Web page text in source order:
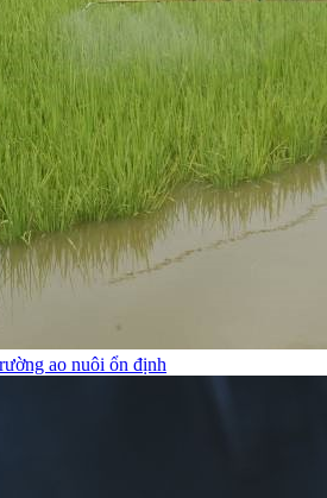
ao nuôi ổn định